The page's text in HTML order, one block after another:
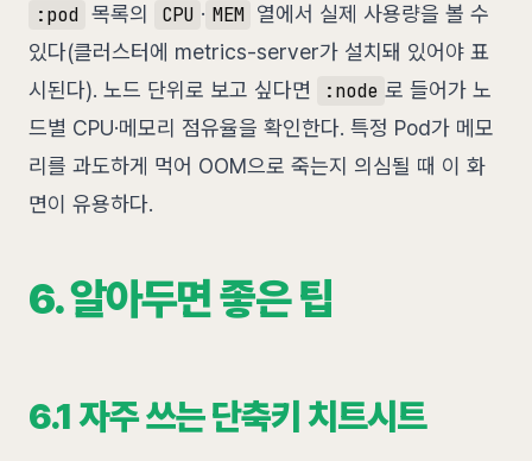
:pod 목록의 CPU · MEM 열에서 실제 사용량을 볼 수
있다(클러스터에 metrics-server가 설치돼 있어야 표
시된다). 노드 단위로 보고 싶다면
:node 로 들어가 노
드별 CPU·메모리 점유율을 확인한다. 특정 Pod가 메모
리를 과도하게 먹어 OOM으로 죽는지 의심될 때 이 화
면이 유용하다.
6. 알아두면 좋은 팁
6.1 자주 쓰는 단축키 치트시트